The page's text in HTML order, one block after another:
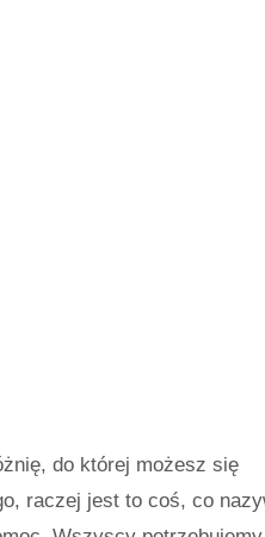
do której możesz się
raczej jest to coś, co